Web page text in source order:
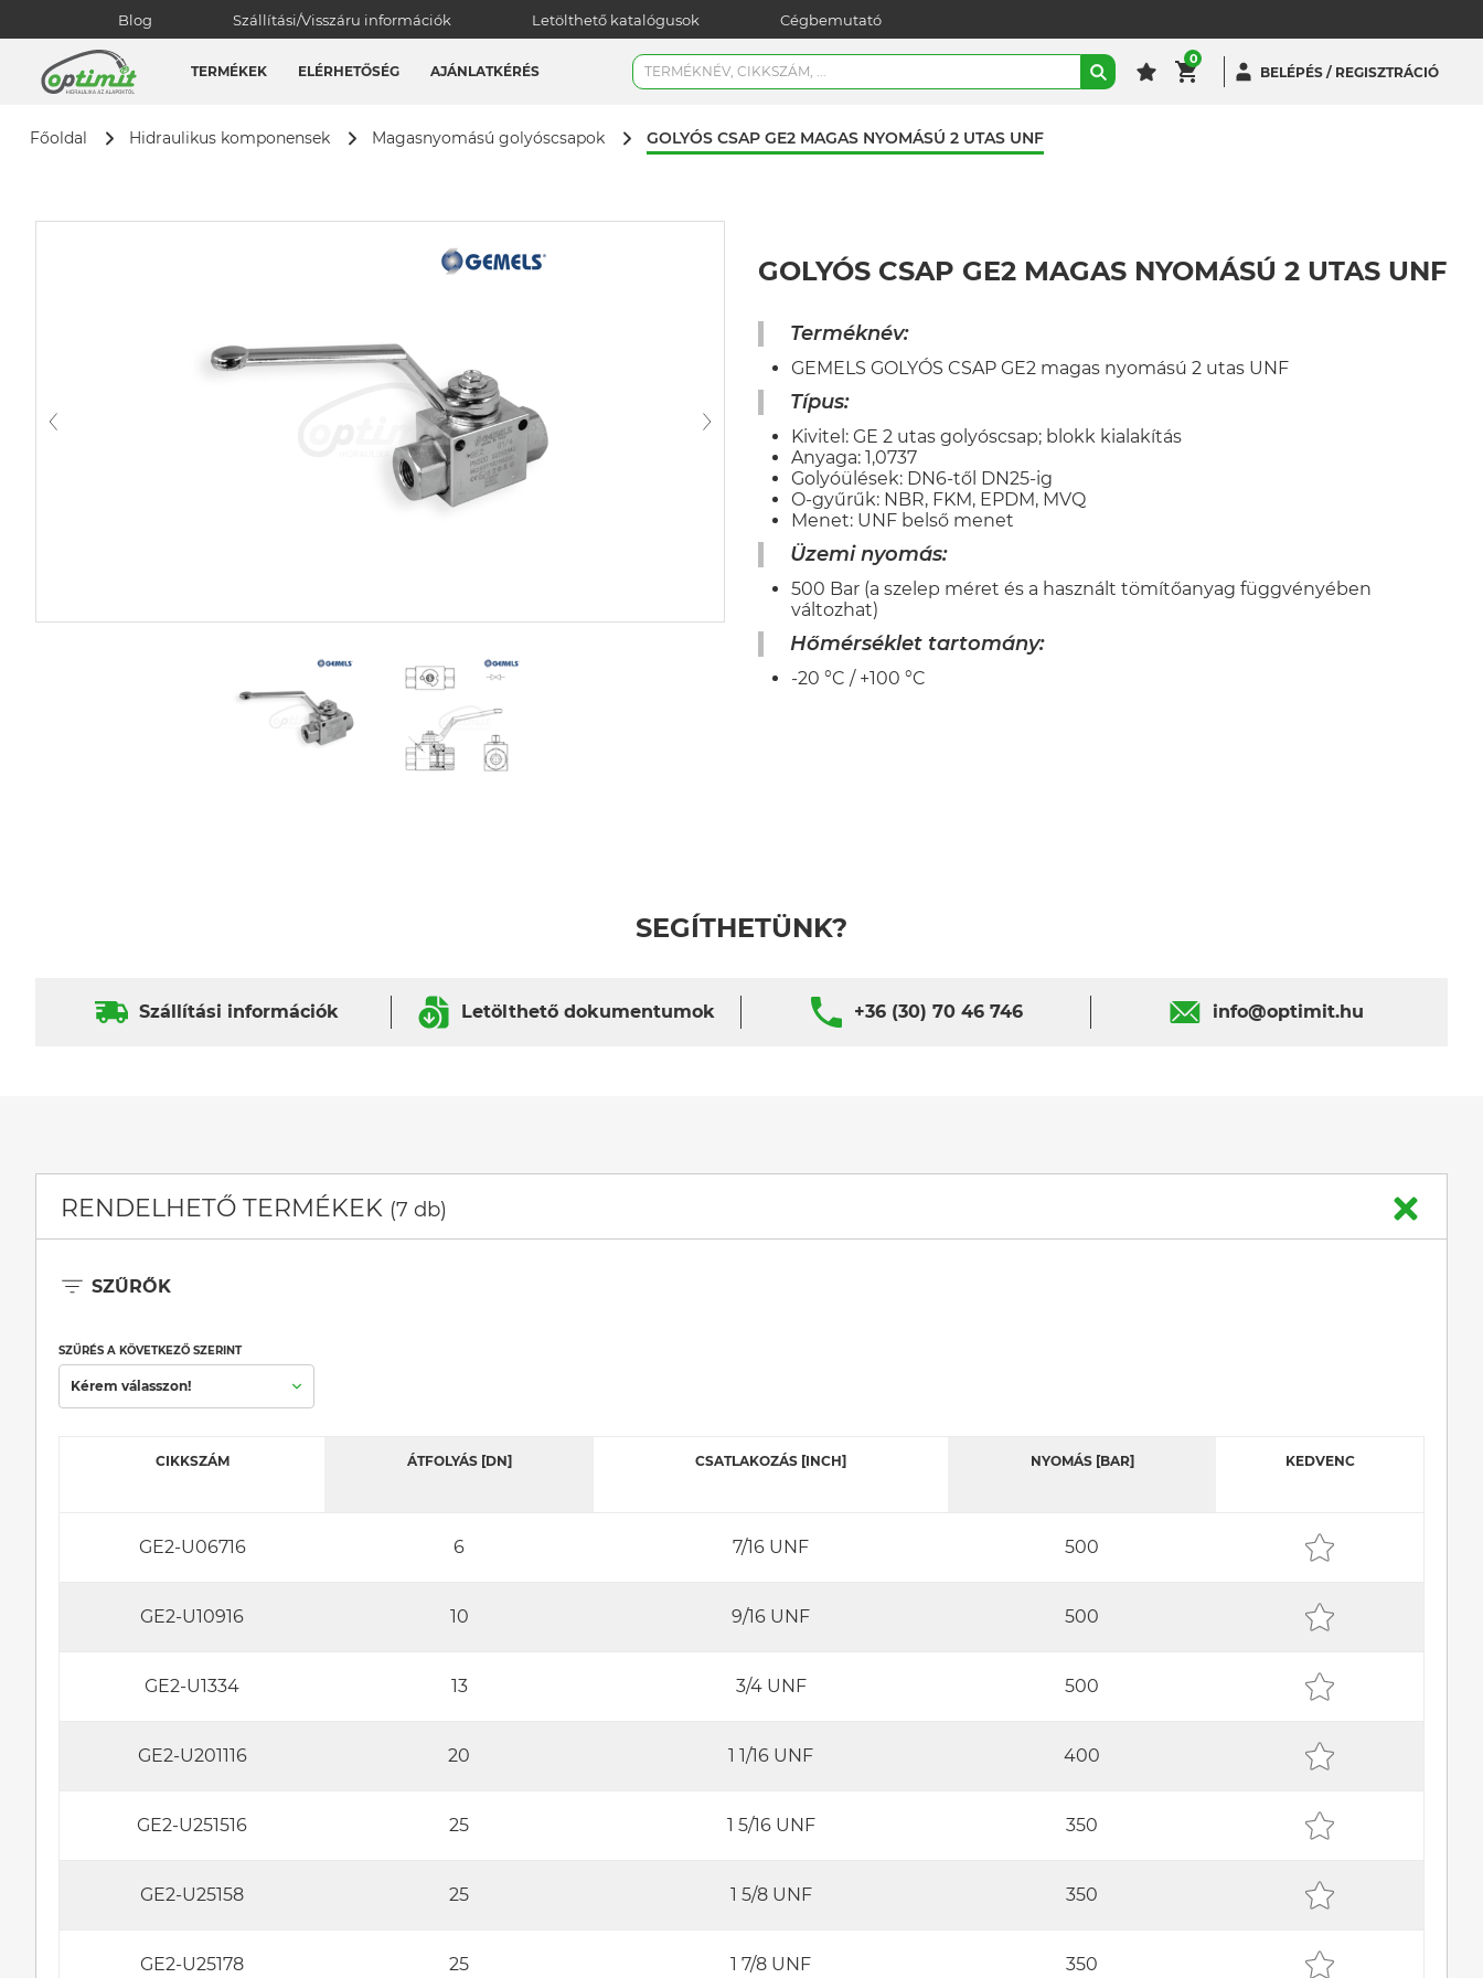
Blog Szállítási/Visszáru információk Letölthető katalógusok Cégbemutató
TERMÉKEK ELÉRHETŐSÉG AJÁNLATKÉRÉS
0
BELÉPÉS / REGISZTRÁCIÓ
Főoldal Hidraulikus komponensek Magasnyomású golyóscsapok GOLYÓS CSAP GE2 MAGAS NYOMÁSÚ 2 UTAS UNF
GOLYÓS CSAP GE2 MAGAS NYOMÁSÚ 2 UTAS UNF
Terméknév:
GEMELS GOLYÓS CSAP GE2 magas nyomású 2 utas UNF
Típus:
Kivitel: GE 2 utas golyóscsap; blokk kialakítás
Anyaga: 1,0737
Golyóülések: DN6-től DN25-ig
O-gyűrűk: NBR, FKM, EPDM, MVQ
Menet: UNF belső menet
Üzemi nyomás:
500 Bar (a szelep méret és a használt tömítőanyag függvényében
változhat)
Hőmérséklet tartomány:
-20 °C / +100 °C
SEGÍTHETÜNK?
Szállítási információk Letölthető dokumentumok +36 (30) 70 46 746 info@optimit.hu
RENDELHETŐ TERMÉKEK (7 db)
SZŰRŐK
SZŰRÉS A KÖVETKEZŐ SZERINT
Kérem válasszon!
CIKKSZÁM ÁTFOLYÁS [DN] CSATLAKOZÁS [INCH] NYOMÁS [BAR] KEDVENC
GE2-U06716 6 7/16 UNF 500
GE2-U10916 10 9/16 UNF 500
GE2-U1334 13 3/4 UNF 500
GE2-U201116 20 1 1/16 UNF 400
GE2-U251516 25 1 5/16 UNF 350
GE2-U25158 25 1 5/8 UNF 350
GE2-U25178 25 1 7/8 UNF 350